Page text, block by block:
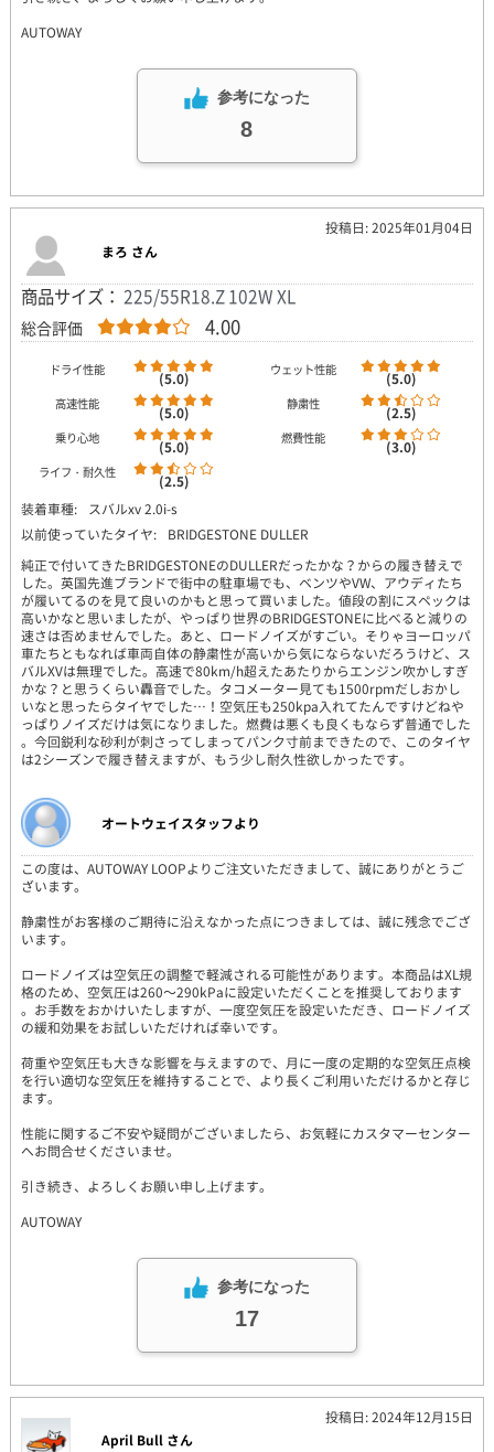
AUTOWAY
参考になった
8
投稿日: 2025年01月04日
まろ さん
商品サイズ： 225/55R18.Z 102W XL
総合評価 4.00
ドライ性能 (5.0) ウェット性能 (5.0)
高速性能 (5.0) 静粛性 (2.5)
乗り心地 (5.0) 燃費性能 (3.0)
ライフ・耐久性
(2.5)
装着車種:
スバルxv 2.0i-s
以前使っていたタイヤ:
BRIDGESTONE DULLER
純正で付いてきたBRIDGESTONEのDULLERだったかな？からの履き替えで
した。英国先進ブランドで街中の駐車場でも、ベンツやVW、アウディたち
が履いてるのを見て良いのかもと思って買いました。値段の割にスペックは
高いかなと思いましたが、やっぱり世界のBRIDGESTONEに比べると減りの
速さは否めませんでした。あと、ロードノイズがすごい。そりゃヨーロッパ
車たちともなれば車両自体の静粛性が高いから気にならないだろうけど、ス
バルXVは無理でした。高速で80km/h超えたあたりからエンジン吹かしすぎ
かな？と思うくらい轟音でした。タコメーター見ても1500rpmだしおかし
いなと思ったらタイヤでした…！空気圧も250kpa入れてたんですけどねや
っぱりノイズだけは気になりました。燃費は悪くも良くもならず普通でした
。今回鋭利な砂利が刺さってしまってパンク寸前まできたので、このタイヤ
は2シーズンで履き替えますが、もう少し耐久性欲しかったです。
オートウェイスタッフより
この度は、AUTOWAY LOOPよりご注文いただきまして、誠にありがとうご
ざいます。
静粛性がお客様のご期待に沿えなかった点につきましては、誠に残念でござ
います。
ロードノイズは空気圧の調整で軽減される可能性があります。本商品はXL規
格のため、空気圧は260～290kPaに設定いただくことを推奨しております
。お手数をおかけいたしますが、一度空気圧を設定いただき、ロードノイズ
の緩和効果をお試しいただければ幸いです。
荷重や空気圧も大きな影響を与えますので、月に一度の定期的な空気圧点検
を行い適切な空気圧を維持することで、より長くご利用いただけるかと存じ
ます。
性能に関するご不安や疑問がございましたら、お気軽にカスタマーセンター
へお問合せくださいませ。
引き続き、よろしくお願い申し上げます。
AUTOWAY
参考になった
17
投稿日: 2024年12月15日
April Bull さん